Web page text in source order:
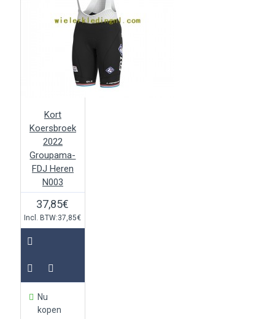
Kort
Koersbroek
2022
Groupama-
FDJ Heren
N003
37,85€
Incl. BTW:37,85€
Nu
kopen